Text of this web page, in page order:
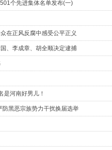
个先进集体名单发布(一)
在正风反腐中感受公平正义
、李成章、胡全顺决定逮捕
是河南好男儿！
黑恶宗族势力干扰换届选举